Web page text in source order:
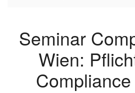
Seminar
Wien: